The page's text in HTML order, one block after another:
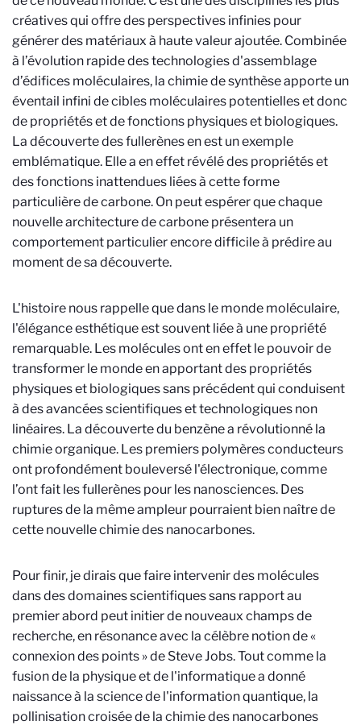
créatives qui offre des perspectives infinies pour
générer des matériaux à haute valeur ajoutée. Combinée
à l’évolution rapide des technologies d'assemblage
d’édifices moléculaires, la chimie de synthèse apporte un
éventail infini de cibles moléculaires potentielles et donc
de propriétés et de fonctions physiques et biologiques.
La découverte des fullerènes en est un exemple
emblématique. Elle a en effet révélé des propriétés et
des fonctions inattendues liées à cette forme
particulière de carbone. On peut espérer que chaque
nouvelle architecture de carbone présentera un
comportement particulier encore difficile à prédire au
moment de sa découverte.
L'histoire nous rappelle que dans le monde moléculaire,
l'élégance esthétique est souvent liée à une propriété
remarquable. Les molécules ont en effet le pouvoir de
transformer le monde en apportant des propriétés
physiques et biologiques sans précédent qui conduisent
à des avancées scientifiques et technologiques non
linéaires. La découverte du benzène a révolutionné la
chimie organique. Les premiers polymères conducteurs
ont profondément bouleversé l'électronique, comme
l’ont fait les fullerènes pour les nanosciences. Des
ruptures de la même ampleur pourraient bien naître de
cette nouvelle chimie des nanocarbones.
Pour finir, je dirais que faire intervenir des molécules
dans des domaines scientifiques sans rapport au
premier abord peut initier de nouveaux champs de
recherche, en résonance avec la célèbre notion de «
connexion des points » de Steve Jobs. Tout comme la
fusion de la physique et de l'informatique a donné
naissance à la science de l'information quantique, la
pollinisation croisée de la chimie des nanocarbones